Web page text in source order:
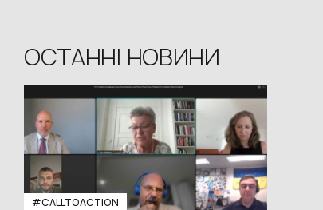
ОСТАННІ НОВИНИ
#CALLTOACTION